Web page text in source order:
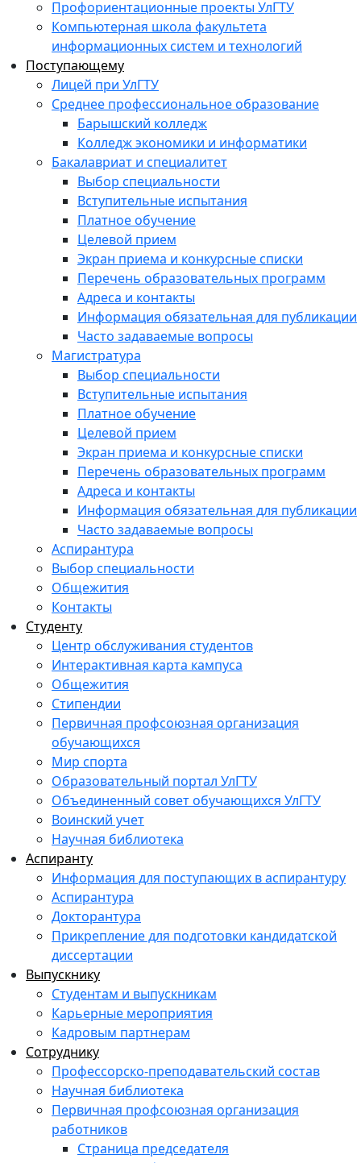
Профориентационные проекты УлГТУ
Компьютерная школа факультета
информационных систем и технологий
Поступающему
Лицей при УлГТУ
Среднее профессиональное образование
Барышский колледж
Колледж экономики и информатики
Бакалавриат и специалитет
Выбор специальности
Вступительные испытания
Платное обучение
Целевой прием
Экран приема и конкурсные списки
Перечень образовательных программ
Адреса и контакты
Информация обязательная для публикации
Часто задаваемые вопросы
Магистратура
Выбор специальности
Вступительные испытания
Платное обучение
Целевой прием
Экран приема и конкурсные списки
Перечень образовательных программ
Адреса и контакты
Информация обязательная для публикации
Часто задаваемые вопросы
Аспирантура
Выбор специальности
Общежития
Контакты
Студенту
Центр обслуживания студентов
Интерактивная карта кампуса
Общежития
Стипендии
Первичная профсоюзная организация
обучающихся
Мир спорта
Образовательный портал УлГТУ
Объединенный совет обучающихся УлГТУ
Воинский учет
Научная библиотека
Аспиранту
Информация для поступающих в аспирантуру
Аспирантура
Докторантура
Прикрепление для подготовки кандидатской
диссертации
Выпускнику
Студентам и выпускникам
Карьерные мероприятия
Кадровым партнерам
Сотруднику
Профессорско-преподавательский состав
Научная библиотека
Первичная профсоюзная организация
работников
Страница председателя